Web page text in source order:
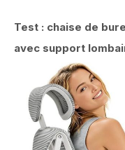
Test : chaise de
avec support